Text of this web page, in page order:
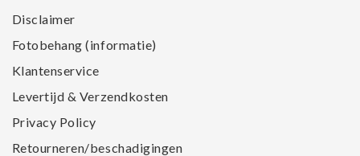
Disclaimer
Fotobehang (informatie)
Klantenservice
Levertijd & Verzendkosten
Privacy Policy
Retourneren/beschadigingen